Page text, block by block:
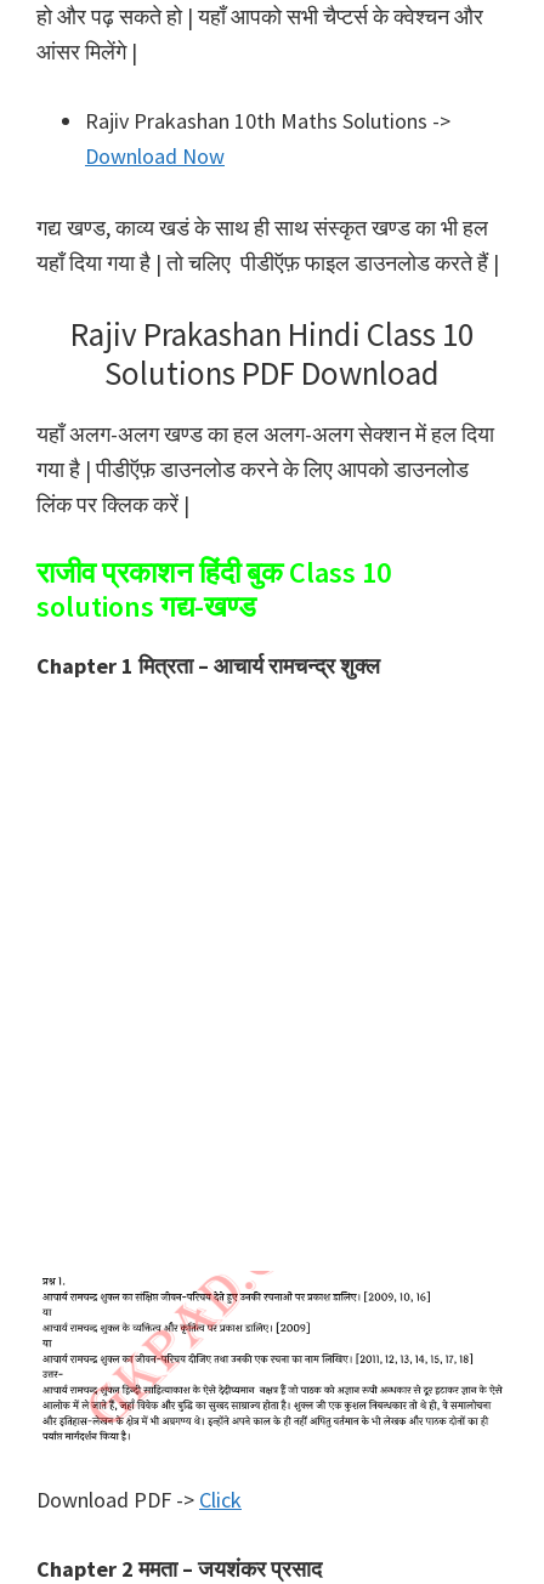
हो और पढ़ सकते हो | यहाँ आपको सभी चैप्टर्स के क्वेश्चन और
आंसर मिलेंगे |
Rajiv Prakashan 10th Maths Solutions ->
Download Now
गद्य खण्ड, काव्य खडं के साथ ही साथ संस्कृत खण्ड का भी हल
यहाँ दिया गया है | तो चलिए पीडीऍफ़ फाइल डाउनलोड करते हैं |
Rajiv Prakashan Hindi Class 10
Solutions PDF Download
यहाँ अलग-अलग खण्ड का हल अलग-अलग सेक्शन में हल दिया
गया है | पीडीऍफ़ डाउनलोड करने के लिए आपको डाउनलोड
लिंक पर क्लिक करें |
राजीव प्रकाशन हिंदी बुक Class 10
solutions गद्य-खण्ड
Chapter 1 मित्रता – आचार्य रामचन्द्र शुक्ल
Download PDF -> Click
Chapter 2 ममता – जयशंकर प्रसाद